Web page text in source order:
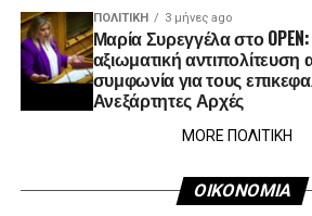
ΠΟΛΙΤΙΚΉ 3 μήνες ago
Μαρία Συρεγγέλα στο
αξιωματική αντιπολίτευση
συμφωνία για τους
Ανεξάρτητες Αρχές
MORE ΠΟΛΙΤΙΚΗ
ΟΙΚΟΝΟΜΙΑ